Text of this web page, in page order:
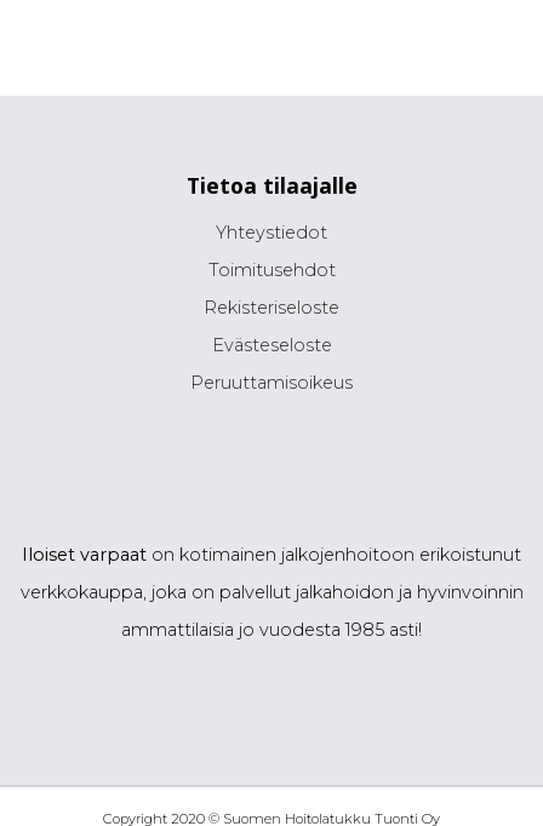
Tietoa tilaajalle
Yhteystiedot
Toimitusehdot
Rekisteriseloste
Evästeseloste
Peruuttamisoikeus
Iloiset varpaat on kotimainen jalkojenhoitoon erikoistunut
verkkokauppa, joka on palvellut jalkahoidon ja hyvinvoinnin
ammattilaisia jo vuodesta 1985 asti!
Copyright 2020 © Suomen Hoitolatukku Tuonti Oy